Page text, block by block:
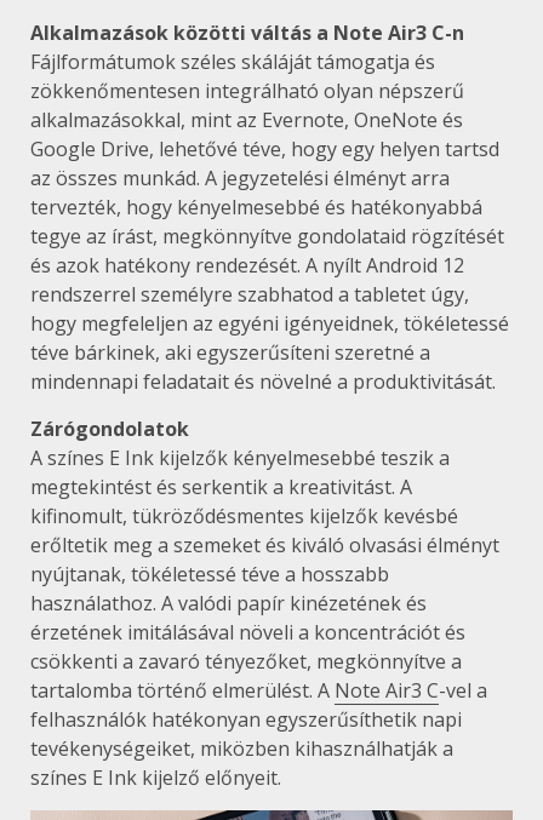
Alkalmazások közötti váltás a Note Air3 C-n
Fájlformátumok széles skáláját támogatja és
zökkenőmentesen integrálható olyan népszerű
alkalmazásokkal, mint az Evernote, OneNote és
Google Drive, lehetővé téve, hogy egy helyen tartsd
az összes munkád. A jegyzetelési élményt arra
tervezték, hogy kényelmesebbé és hatékonyabbá
tegye az írást, megkönnyítve gondolataid rögzítését
és azok hatékony rendezését. A nyílt Android 12
rendszerrel személyre szabhatod a tabletet úgy,
hogy megfeleljen az egyéni igényeidnek, tökéletessé
téve bárkinek, aki egyszerűsíteni szeretné a
mindennapi feladatait és növelné a produktivitását.
Zárógondolatok
A színes E Ink kijelzők kényelmesebbé teszik a
megtekintést és serkentik a kreativitást. A
kifinomult, tükröződésmentes kijelzők kevésbé
erőltetik meg a szemeket és kiváló olvasási élményt
nyújtanak, tökéletessé téve a hosszabb
használathoz. A valódi papír kinézetének és
érzetének imitálásával növeli a koncentrációt és
csökkenti a zavaró tényezőket, megkönnyítve a
tartalomba történő elmerülést. A Note Air3 C-vel a
felhasználók hatékonyan egyszerűsíthetik napi
tevékenységeiket, miközben kihasználhatják a
színes E Ink kijelző előnyeit.